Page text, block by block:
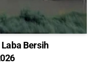
Bersih